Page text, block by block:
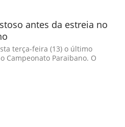
antes da estreia no
terça-feira (13) o último
Campeonato Paraibano. O